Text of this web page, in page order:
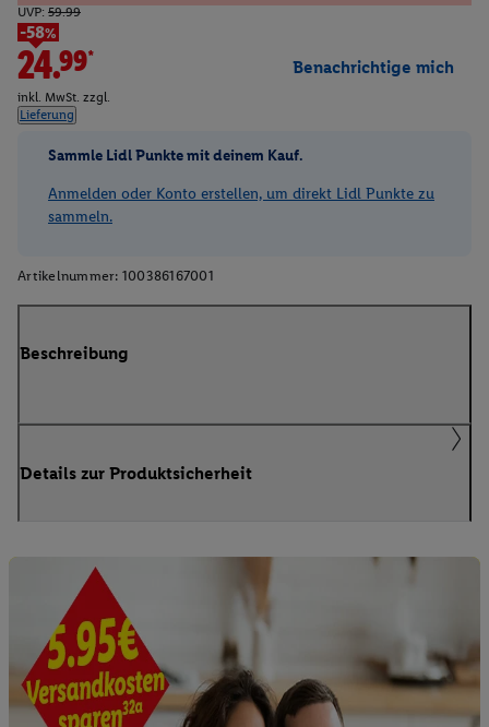
UVP: 59.99
-58%
24.99*
inkl. MwSt. zzgl.
Lieferung
Benachrichtige mich
Sammle Lidl Punkte mit deinem Kauf.
Anmelden oder Konto erstellen, um direkt Lidl Punkte zu
sammeln.
Artikelnummer: 100386167001
Beschreibung
Details zur Produktsicherheit